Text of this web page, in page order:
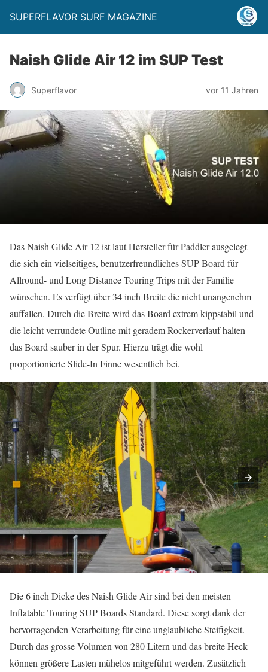
SUPERFLAVOR SURF MAGAZINE
Naish Glide Air 12 im SUP Test
Superflavor vor 11 Jahren
Das Naish Glide Air 12 ist laut Hersteller für Paddler ausgelegt
die sich ein vielseitiges, benutzerfreundliches SUP Board für
Allround- und Long Distance Touring Trips mit der Familie
wünschen. Es verfügt über 34 inch Breite die nicht unangenehm
auffallen. Durch die Breite wird das Board extrem kippstabil und
die leicht verrundete Outline mit geradem Rockerverlauf halten
das Board sauber in der Spur. Hierzu trägt die wohl
proportionierte Slide-In Finne wesentlich bei.
Die 6 inch Dicke des Naish Glide Air sind bei den meisten
Inflatable Touring SUP Boards Standard. Diese sorgt dank der
hervorragenden Verarbeitung für eine unglaubliche Steifigkeit.
Durch das grosse Volumen von 280 Litern und das breite Heck
können größere Lasten mühelos mitgeführt werden. Zusätzlich